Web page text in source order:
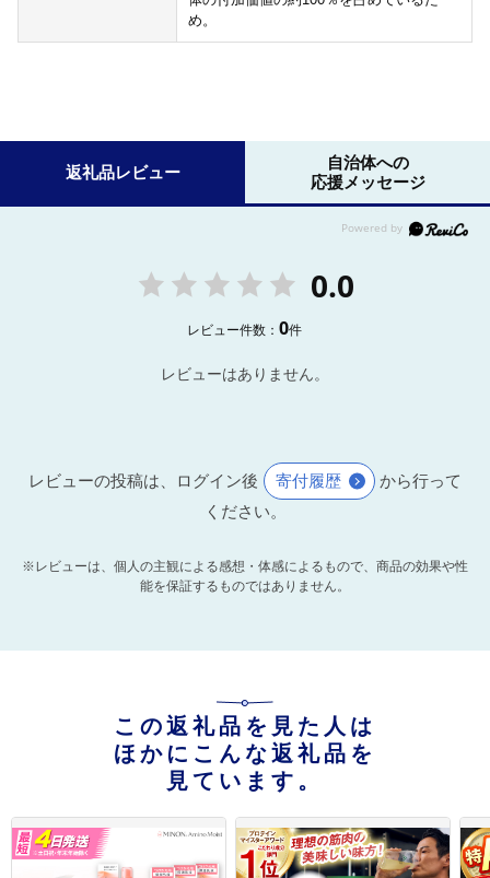
め。
返礼品レビュー
自治体への
応援メッセージ
0.0
レビュー件数：0件
レビューはありません。
レビューの投稿は、ログイン後 寄付履歴
から行って
ください。
※レビューは、個人の主観による感想・体感によるもので、商品の効果や性
能を保証するものではありません。
この返礼品を見た人は
ほかにこんな返礼品を
見ています。